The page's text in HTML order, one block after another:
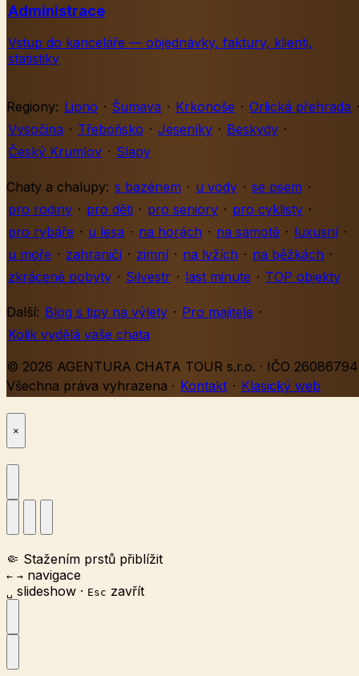
Administrace
Vstup do kanceláře — objednávky, faktury, klienti,
statistiky
Regiony: Lipno · Šumava · Krkonoše · Orlická přehrada ·
Vysočina · Třeboňsko · Jeseníky · Beskydy ·
Český Krumlov · Slapy
Chaty a chalupy: s bazénem · u vody · se psem ·
pro rodiny · pro děti · pro seniory · pro cyklisty ·
pro rybáře · u lesa · na horách · na samotě · luxusní ·
u moře · zahraničí · zimní · na lyžích · na běžkách ·
zkrácené pobyty · Silvestr · last minute · TOP objekty
Další: Blog s tipy na výlety · Pro majitele ·
Kolik vydělá vaše chata
© 2026 AGENTURA CHATA TOUR s.r.o. · IČO 26086794
Všechna práva vyhrazena · Kontakt · Klasický web
×
🤏 Stažením prstů přiblížit
← → navigace
␣ slideshow · Esc zavřít